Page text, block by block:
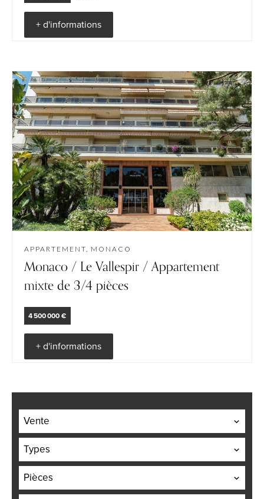
+ d'informations
APPARTEMENT, MONACO
Monaco / Le Vallespir / Appartement
mixte de 3/4 pièces
4 500 000 €
+ d'informations
Vente
Types
Pièces